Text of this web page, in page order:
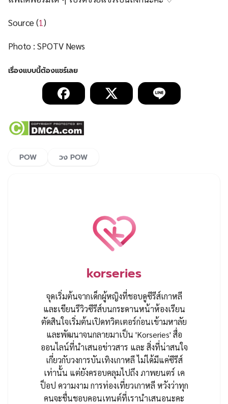
Source (1)
Photo : SPOTV News
POW วง POW
korseries
จุดเริ่มต้นจากเด็กผู้หญิงที่ชอบดูซีรีส์เกาหลี
และเขียนรีวิวซีรีส์บนกระดานหน้าห้องเรียน
ตัดสินใจเริ่มต้นเปิดทวิตเตอร์ก่อนเข้ามหาลัย
และพัฒนาจนกลายมาเป็น 'Korseries' สื่อ
ออนไลน์ที่นำเสนอข่าวสาร และ สิ่งที่น่าสนใจ
เกี่ยวกับวงการบันเทิงเกาหลี ไม่ได้มีแค่ซีรีส์
เท่านั้น แต่ยังครอบคลุมไปถึง ภาพยนตร์ เค
ป็อป ความงาม การท่องเที่ยวเกาหลี หวังว่าทุก
คนจะชื่นชอบคอนเทนต์ที่เรานำเสนอนะคะ